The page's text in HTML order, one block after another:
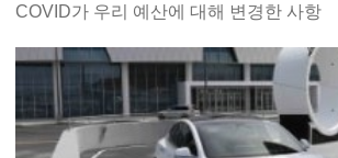
COVID가 우리 예산에 대해 변경한 사항